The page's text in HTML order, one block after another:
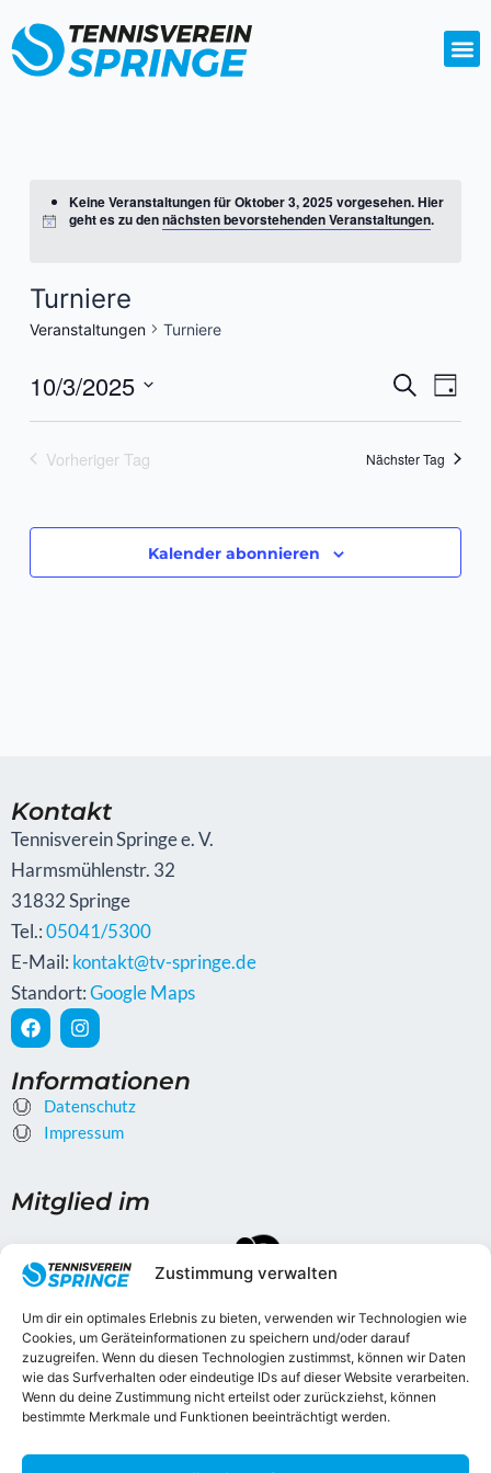
Zustimmung verwalten
Um dir ein optimales Erlebnis zu bieten, verwenden wir Technologien wie
Cookies, um Geräteinformationen zu speichern und/oder darauf
zuzugreifen. Wenn du diesen Technologien zustimmst, können wir Daten
wie das Surfverhalten oder eindeutige IDs auf dieser Website verarbeiten.
Wenn du deine Zustimmung nicht erteilst oder zurückziehst, können
bestimmte Merkmale und Funktionen beeinträchtigt werden.
Inhalt
springen
Keine Veranstaltungen für Oktober 3, 2025 vorgesehen. Hier
geht es zu dennächsten bevorstehenden Veranstaltungen.
Turniere
Veranstaltungen Turniere
Suche
und
Suche
Tag
10/3/2025
Vorheriger Tag Nächster Tag
Kalender abonnieren
Kontakt
Tennisverein Springe e. V.
Harmsmühlenstr. 32
31832 Springe
Tel.:05041/5300
E-Mail: kontakt@tv-springe.de
Standort:Google Maps
F
a
e
b
o
o
I
n
t
a
g
r
Informationen
Datenschutz
Impressum
Mitglied im
Gefördert durch